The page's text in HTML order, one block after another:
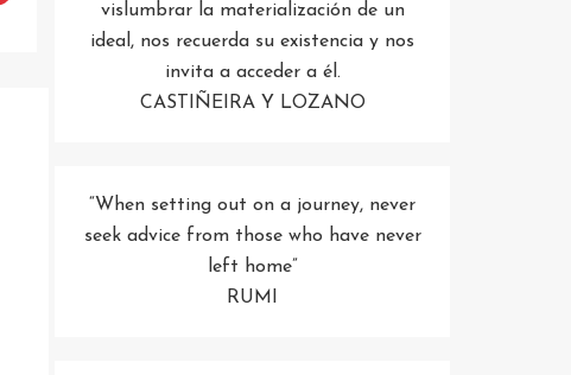
vislumbrar la materialización de un
ideal, nos recuerda su existencia y nos
invita a acceder a él.
CASTIÑEIRA Y LOZANO
“When setting out on a journey, never
seek advice from those who have never
left home”
RUMI